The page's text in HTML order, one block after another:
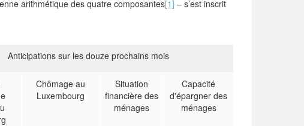
arithmétique des quatre composantes[1] – s’est inscrit
Anticipations sur les douze prochains mois
Chômage au
Luxembourg
Situation
financière des
ménages
Capacité
d'épargner des
ménages